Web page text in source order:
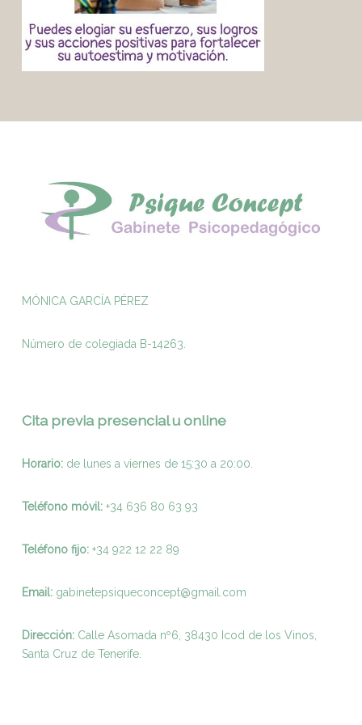
MÓNICA GARCÍA PÉREZ
Número de colegiada B-14263.
Cita previa presencial u online
Horario:de lunes a viernes de 15:30 a 20:00.
Teléfono móvil: +34 636 80 63 93
Teléfono fijo:+34 922 12 22 89
Email: gabinetepsiqueconcept@gmail.com
Dirección:Calle Asomada nº6, 38430 Icod de los Vinos,
Santa Cruz de Tenerife.